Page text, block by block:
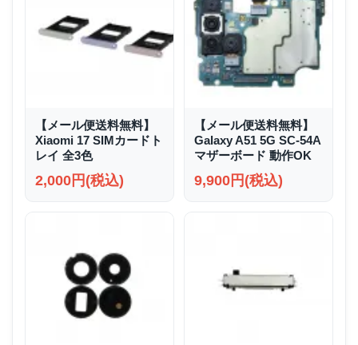
【メール便送料無料】
Xiaomi 17 SIMカードト
レイ 全3色
2,000円(税込)
【メール便送料無料】
Galaxy A51 5G SC-54A
マザーボード 動作OK
9,900円(税込)